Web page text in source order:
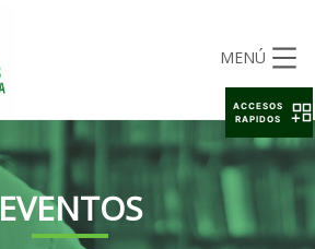
MENÚ
EVENTOS
ACCESOS
RAPIDOS